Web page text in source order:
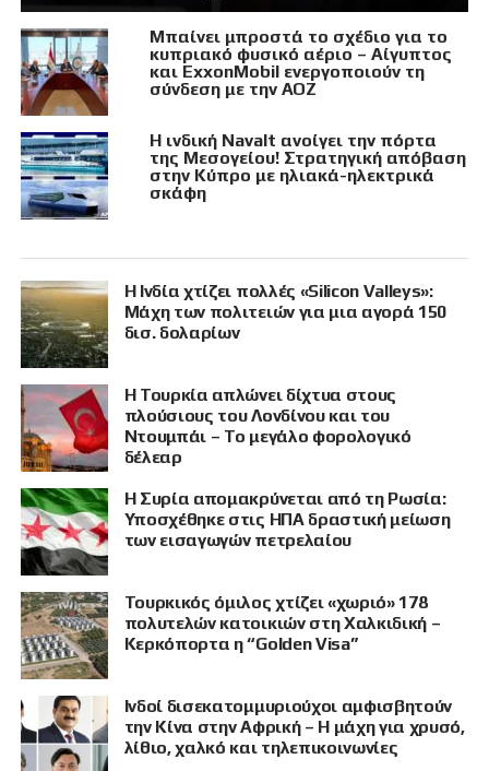
Μπαίνει μπροστά το σχέδιο για το
κυπριακό φυσικό αέριο – Αίγυπτος
και ExxonMobil ενεργοποιούν τη
σύνδεση με την ΑΟΖ
Η ινδική Navalt ανοίγει την πόρτα
της Μεσογείου! Στρατηγική απόβαση
στην Κύπρο με ηλιακά-ηλεκτρικά
σκάφη
Η Ινδία χτίζει πολλές «Silicon Valleys»:
Μάχη των πολιτειών για μια αγορά 150
δισ. δολαρίων
Η Τουρκία απλώνει δίχτυα στους
πλούσιους του Λονδίνου και του
Ντουμπάι – Το μεγάλο φορολογικό
δέλεαρ
Η Συρία απομακρύνεται από τη Ρωσία:
Υποσχέθηκε στις ΗΠΑ δραστική μείωση
των εισαγωγών πετρελαίου
Τουρκικός όμιλος χτίζει «χωριό» 178
πολυτελών κατοικιών στη Χαλκιδική –
Κερκόπορτα η “Golden Visa”
Ινδοί δισεκατομμυριούχοι αμφισβητούν
την Κίνα στην Αφρική – Η μάχη για χρυσό,
λίθιο, χαλκό και τηλεπικοινωνίες